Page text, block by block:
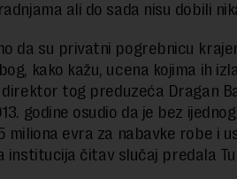
ali do sada nisu dobili
da su privatni pogrebnicu
kako kažu, ucena kojima ih
direktor tog preduzeća Dragan
godine osudio da je bez
miliona evra za nabavke robe i
institucija čitav slučaj predala